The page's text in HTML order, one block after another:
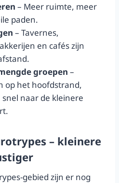
– Meer ruimte, meer
paden.
– Tavernes,
en cafés zijn
groepen –
op het hoofdstrand,
naar de kleinere
– kleinere
gebied zijn er nog